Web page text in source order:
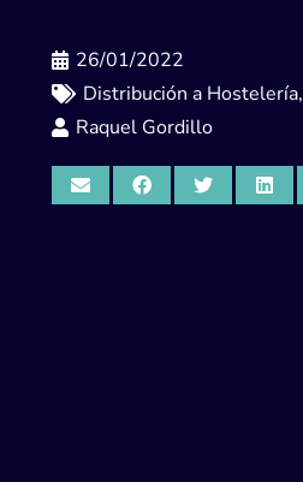
26/01/2022
Distribución a Hostelería,
Raquel Gordillo